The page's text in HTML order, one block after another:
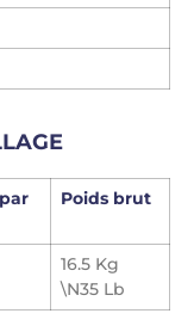
Poids brut
16.5 Kg
\N35 Lb